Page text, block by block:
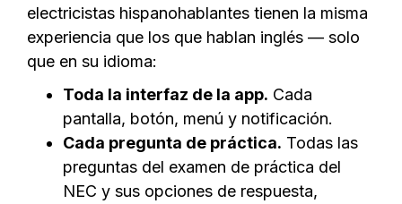
electricistas hispanohablantes tienen la misma
experiencia que los que hablan inglés — solo
que en su idioma:
Toda la interfaz de la app. Cada
pantalla, botón, menú y notificación.
Cada pregunta de práctica. Todas las
preguntas del examen de práctica del
NEC y sus opciones de respuesta,